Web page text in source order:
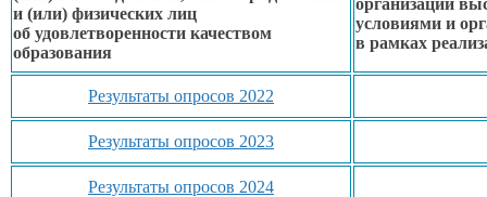
и (или) физических лиц
об удовлетворенности качеством
образования
условиями и
в рамках
Результаты опросов 2022
Результаты опросов 2023
Результаты опросов 2024